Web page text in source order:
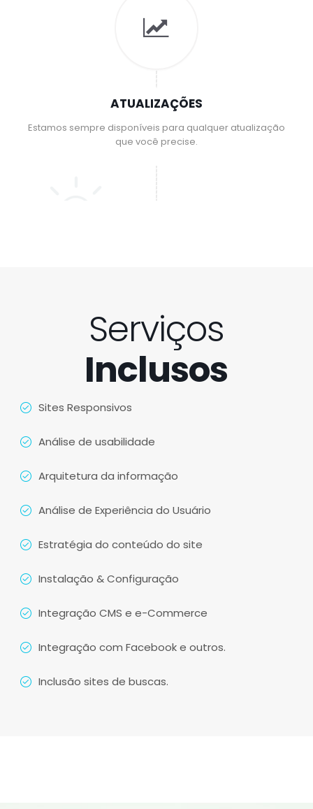
ATUALIZAÇÕES
Estamos sempre disponíveis para qualquer atualização
que você precise.
Serviços
Inclusos
Sites Responsivos
Análise de usabilidade
Arquitetura da informação
Análise de Experiência do Usuário
Estratégia do conteúdo do site
Instalação & Configuração
Integração CMS e e-Commerce
Integração com Facebook e outros.
Inclusão sites de buscas.